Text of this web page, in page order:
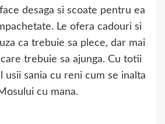
desaga si scoate pentru ea
Le ofera cadouri si
ca trebuie sa plece, dar mai
trebuie sa ajunga. Cu totii
usii sania cu reni cum se inalta
cu mana.